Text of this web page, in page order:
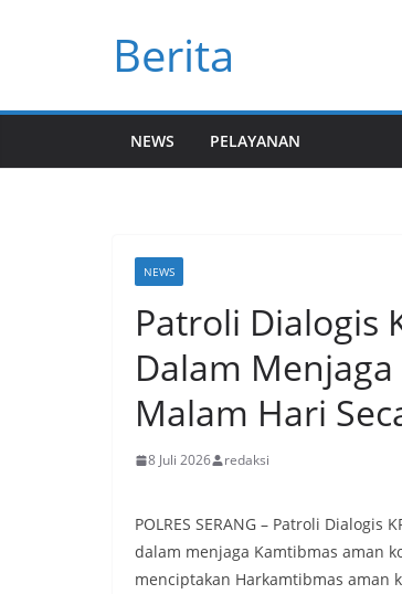
Berita
NEWS PELAYANAN
NEWS
Patroli Dialogis
Dalam
Malam Hari
8 Juli 2026 redaksi
POLRES SERANG – Patroli
dalam menjaga Kamtibmas aman
menciptakan Harkamtibmas aman